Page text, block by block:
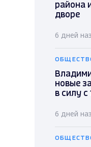
района
дворе
6 дней
новые
в силу с
6 дней